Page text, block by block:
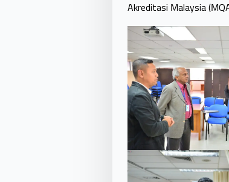
Akreditasi Malaysia